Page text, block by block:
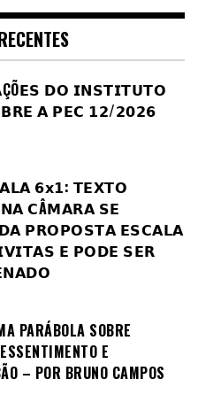
𝗗𝗢 𝗜𝗡𝗦𝗧𝗜𝗧𝗨𝗧𝗢
𝗔 𝗣𝗘𝗖 𝟭𝟮/𝟮𝟬𝟮𝟲
𝟲𝘅𝟭: 𝗧𝗘𝗫𝗧𝗢
𝗖Â𝗠𝗔𝗥𝗔 𝗦𝗘
𝗣𝗥𝗢𝗣𝗢𝗦𝗧𝗔 𝗘𝗦𝗖𝗔𝗟𝗔
𝗘 𝗣𝗢𝗗𝗘 𝗦𝗘𝗥
PARÁBOLA SOBRE
E
– POR BRUNO CAMPOS